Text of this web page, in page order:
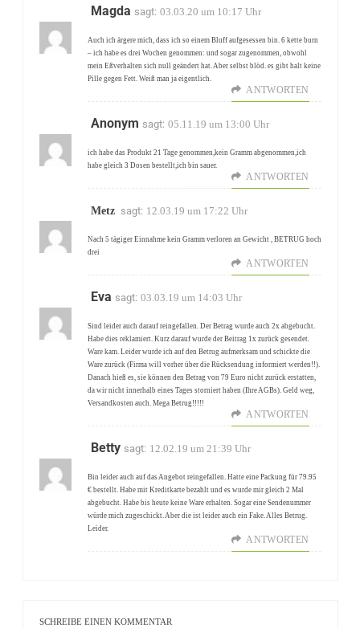
Magda sagt: 03.03.20 um 10:17 Uhr
Auch ich ärgere mich, dass ich so einem Bluff aufgesessen bin. 6 kette burn
– ich habe es drei Wochen genommen: und sogar zugenommen, obwohl
mein Eßverhalten sich null geändert hat. Aber selbst blöd. es gibt halt keine
Pille gegen Fett. Weiß man ja eigentlich.
ANTWORTEN
Anonym sagt: 05.11.19 um 13:00 Uhr
ich habe das Produkt 21 Tage genommen,kein Gramm abgenommen,ich
habe gleich 3 Dosen bestellt,ich bin sauer.
ANTWORTEN
Metz sagt: 12.03.19 um 17:22 Uhr
Nach 5 tägiger Einnahme kein Gramm verloren an Gewicht , BETRUG hoch
drei
ANTWORTEN
Eva sagt: 03.03.19 um 14:03 Uhr
Sind leider auch darauf reingefallen. Der Betrag wurde auch 2x abgebucht.
Habe dies reklamiert. Kurz darauf wurde der Beitrag 1x zurück gesendet.
Ware kam. Leider wurde ich auf den Betrug aufmerksam und schickte die
Ware zurück (Firma will vorher über die Rücksendung informiert werden!!).
Danach hieß es, sie können den Betrag von 79 Euro nicht zurück erstatten,
da wir nicht innerhalb eines Tages storniert haben (Ihre AGBs). Geld weg,
Versandkosten auch. Mega Betrug!!!!!
ANTWORTEN
Betty sagt: 12.02.19 um 21:39 Uhr
Bin leider auch auf das Angebot reingefallen. Hatte eine Packung für 79.95
€ bestellt. Habe mit Kreditkarte bezahlt und es wurde mir gleich 2 Mal
abgebucht. Habe bis heute keine Ware erhalten. Sogar eine Sendenummer
würde mich zugeschickt. Aber die ist leider auch ein Fake. Alles Betrug.
Leider.
ANTWORTEN
SCHREIBE EINEN KOMMENTAR